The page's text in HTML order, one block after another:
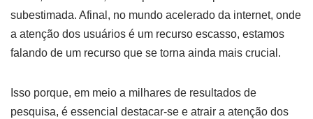
subestimada. Afinal, no mundo acelerado da internet, onde
a atenção dos usuários é um recurso escasso, estamos
falando de um recurso que se torna ainda mais crucial.
Isso porque, em meio a milhares de resultados de
pesquisa, é essencial destacar-se e atrair a atenção dos